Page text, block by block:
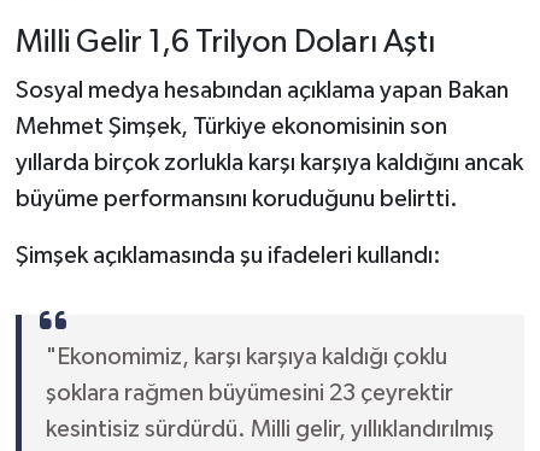
Milli Gelir 1,6 Trilyon Doları Aştı
Sosyal medya hesabından açıklama yapan Bakan
Mehmet Şimşek, Türkiye ekonomisinin son
yıllarda birçok zorlukla karşı karşıya kaldığını ancak
büyüme performansını koruduğunu belirtti.
Şimşek açıklamasında şu ifadeleri kullandı:
"Ekonomimiz, karşı karşıya kaldığı çoklu
şoklara rağmen büyümesini 23 çeyrektir
kesintisiz sürdürdü. Milli gelir, yıllıklandırılmış